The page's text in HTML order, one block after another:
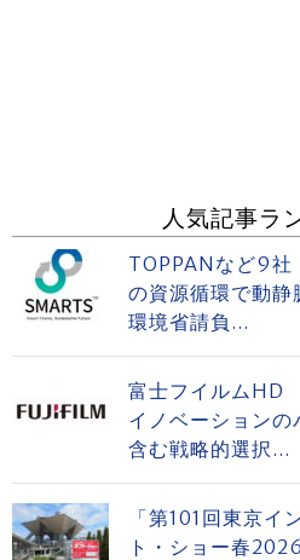
人気記事ラ
TOPPANなど9
の資源循環で動
環境省請負...
富士フイルムHD
イノベーションの
含む戦略的選択...
「第101回東京イ
ト・ショー春